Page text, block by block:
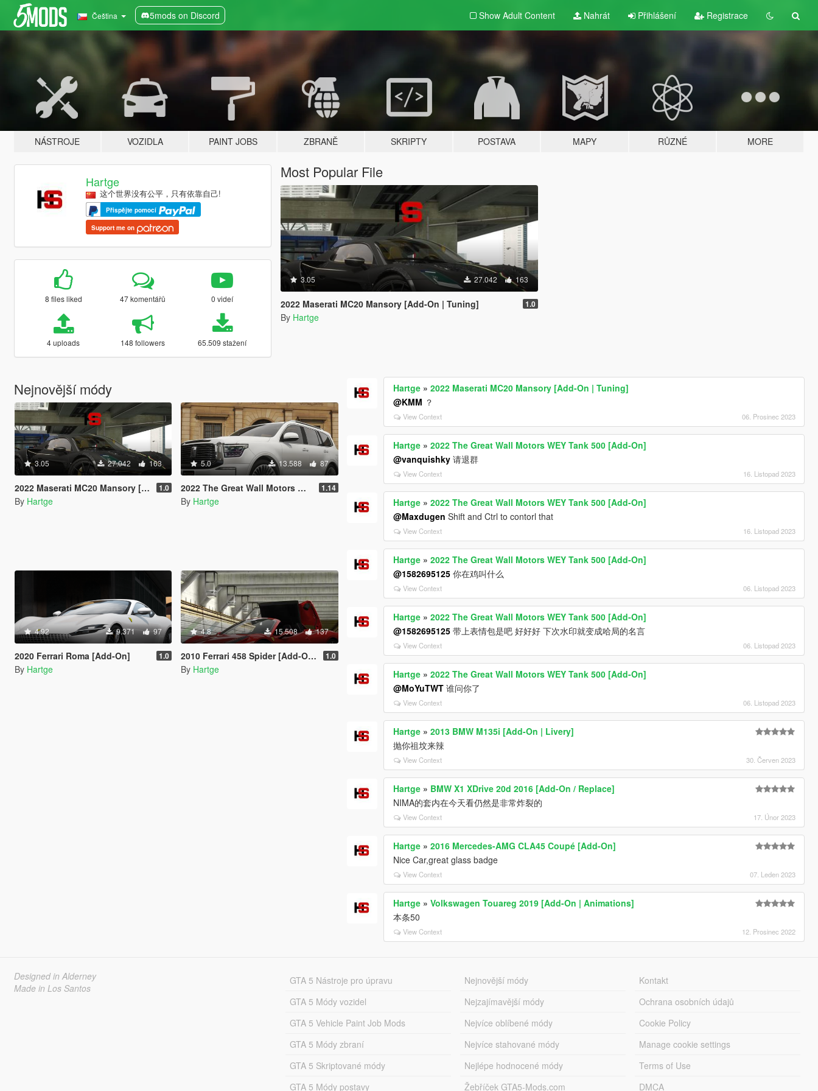
Čeština 5mods on Discord Show Adult Content Nahrát Přihlášení Registrace
NÁSTROJE VOZIDLA PAINT JOBS ZBRANĚ SKRIPTY POSTAVA MAPY RŮZNÉ MORE
Hartge
这个世界没有公平，只有依靠自己!
Přispějte pomocí
Support me on
8 files liked 47 komentářů 0 videí
4 uploads 148 followers 65.509 stažení
Most Popular File
3.05 27.042 163
2022 Maserati MC20 Mansory [Add-On | Tuning] 1.0
By Hartge
Nejnovější módy
3.05 27.042 163
2022 Maserati MC20 Mansory [Add-On | Tuning] 1.0
By Hartge
5.0 13.588 87
2022 The Great Wall Motors WEY Tank 500 [Add-On] 1.14
By Hartge
4.92 9.371 97
2020 Ferrari Roma [Add-On] 1.0
By Hartge
4.8 15.508 137
2010 Ferrari 458 Spider [Add-On | Animated Roof] 1.0
By Hartge
Hartge »2022 Maserati MC20 Mansory [Add-On | Tuning]
@KMM ？
View Context 06. Prosinec 2023
Hartge »2022 The Great Wall Motors WEY Tank 500 [Add-On]
@vanquishky 请退群
View Context 16. Listopad 2023
Hartge »2022 The Great Wall Motors WEY Tank 500 [Add-On]
@Maxdugen Shift and Ctrl to contorl that
View Context 16. Listopad 2023
Hartge »2022 The Great Wall Motors WEY Tank 500 [Add-On]
@1582695125 你在鸡叫什么
View Context 06. Listopad 2023
Hartge »2022 The Great Wall Motors WEY Tank 500 [Add-On]
@1582695125 带上表情包是吧 好好好 下次水印就变成哈局的名言
View Context 06. Listopad 2023
Hartge »2022 The Great Wall Motors WEY Tank 500 [Add-On]
@MoYuTWT 谁问你了
View Context 06. Listopad 2023
Hartge »2013 BMW M135i [Add-On | Livery]
抛你祖坟来辣
View Context 30. Červen 2023
Hartge » BMW X1 XDrive 20d 2016 [Add-On / Replace]
NIMA的套内在今天看仍然是非常炸裂的
View Context 17. Únor 2023
Hartge »2016 Mercedes-AMG CLA45 Coupé [Add-On]
Nice Car,great glass badge
View Context 07. Leden 2023
Hartge »Volkswagen Touareg 2019 [Add-On | Animations]
本条50
View Context 12. Prosinec 2022
Designed in Alderney
Made in Los Santos
GTA 5 Nástroje pro úpravu
GTA 5 Módy vozidel
GTA 5 Vehicle Paint Job Mods
GTA 5 Módy zbraní
GTA 5 Skriptované módy
GTA 5 Módy postavy
Nejnovější módy
Nejzajímavější módy
Nejvíce oblíbené módy
Nejvíce stahované módy
Nejlépe hodnocené módy
Žebříček GTA5-Mods.com
Kontakt
Ochrana osobních údajů
Cookie Policy
Manage cookie settings
Terms of Use
DMCA